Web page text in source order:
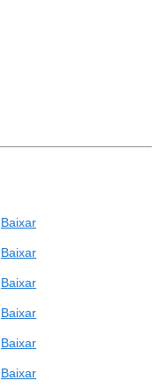
Baixar
Baixar
Baixar
Baixar
Baixar
Baixar